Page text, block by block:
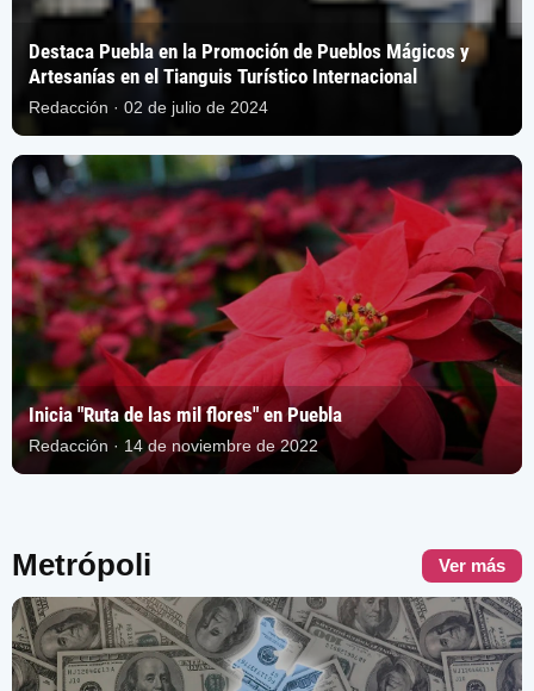
Destaca Puebla en la Promoción de Pueblos Mágicos y
Artesanías en el Tianguis Turístico Internacional
Redacción · 02 de julio de 2024
Inicia "Ruta de las mil flores" en Puebla
Redacción · 14 de noviembre de 2022
Metrópoli Ver más